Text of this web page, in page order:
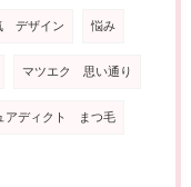
デザイン 悩み
マツエク 思い通り
アディクト まつ毛